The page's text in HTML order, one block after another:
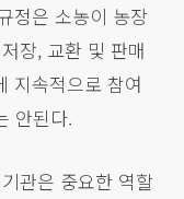
정은 소농이 농장
장, 교환 및 판매
지속적으로 참여
안된다.
관은 중요한 역할